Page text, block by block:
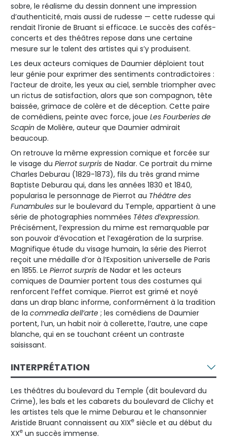
sobre, le réalisme du dessin donnent une impression
d’authenticité, mais aussi de rudesse — cette rudesse qui
rendait l’ironie de Bruant si efficace. Le succès des cafés-
concerts et des théâtres repose dans une certaine
mesure sur le talent des artistes qui s’y produisent.
Les deux acteurs comiques de Daumier déploient tout
leur génie pour exprimer des sentiments contradictoires :
l’acteur de droite, les yeux au ciel, semble triompher avec
un rictus de satisfaction, alors que son compagnon, tête
baissée, grimace de colère et de déception. Cette paire
de comédiens, peinte avec force, joue Les Fourberies de
Scapin de Molière, auteur que Daumier admirait
beaucoup.
On retrouve la même expression comique et forcée sur
le visage du Pierrot surpris de Nadar. Ce portrait du mime
Charles Deburau (1829-1873), fils du très grand mime
Baptiste Deburau qui, dans les années 1830 et 1840,
popularisa le personnage de Pierrot au Théâtre des
Funambules sur le boulevard du Temple, appartient à une
série de photographies nommées Têtes d’expression.
Précisément, l’expression du mime est remarquable par
son pouvoir d’évocation et l’exagération de la surprise.
Magnifique étude du visage humain, la série des Pierrot
reçoit une médaille d’or à l’Exposition universelle de Paris
en 1855. Le Pierrot surpris de Nadar et les acteurs
comiques de Daumier portent tous des costumes qui
renforcent l’effet comique. Pierrot est grimé et noyé
dans un drap blanc informe, conformément à la tradition
de la commedia dell’arte ; les comédiens de Daumier
portent, l’un, un habit noir à collerette, l’autre, une cape
blanche, qui en se touchant créent un contraste
saisissant.
INTERPRÉTATION
Les théâtres du boulevard du Temple (dit boulevard du
Crime), les bals et les cabarets du boulevard de Clichy et
les artistes tels que le mime Deburau et le chansonnier
Aristide Bruant connaissent au XIXe siècle et au début du
XXe un succès immense.